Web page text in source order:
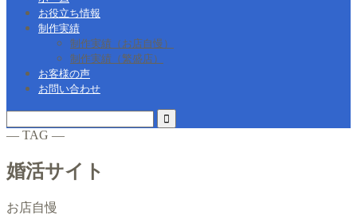
お役立ち情報
制作実績
制作実績（お店自慢）
制作実績（繁盛店）
お客様の声
お問い合わせ
― TAG ―
婚活サイト
お店自慢